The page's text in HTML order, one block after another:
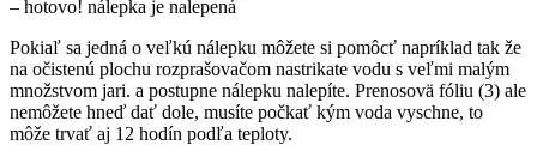
– hotovo! nálepka je nalepená
Pokiaľ sa jedná o veľkú nálepku môžete si pomôcť napríklad tak že
na očistenú plochu rozprašovačom nastrikate vodu s veľmi malým
množstvom jari. a postupne nálepku nalepíte. Prenosovä fóliu (3) ale
nemôžete hneď dať dole, musíte počkať kým voda vyschne, to
môže trvať aj 12 hodín podľa teploty.